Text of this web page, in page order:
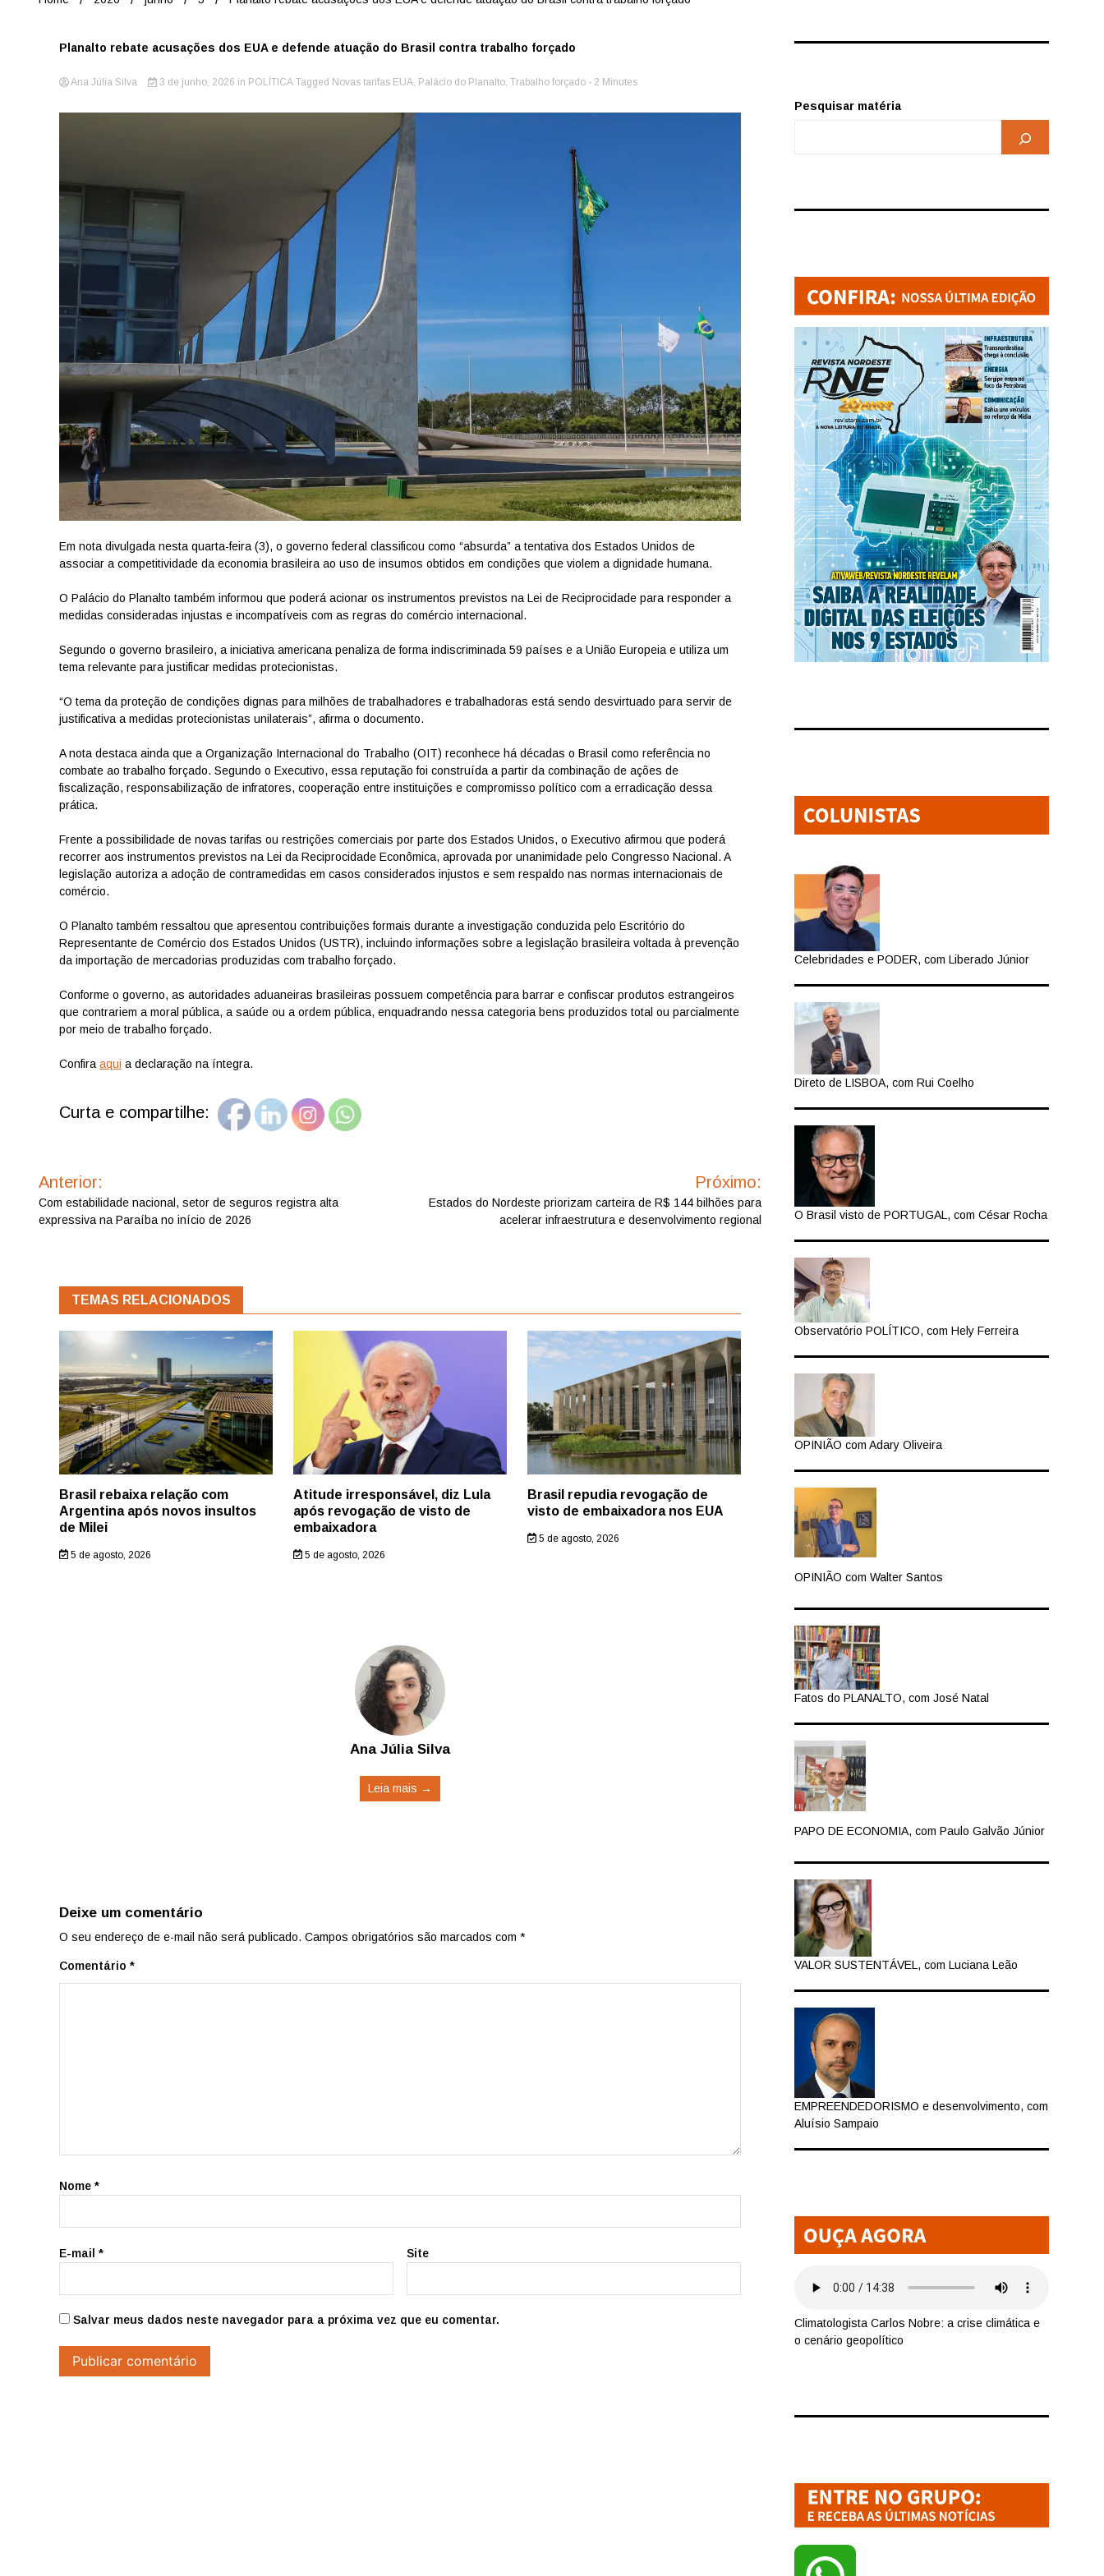
Planalto rebate acusações dos EUA e defende atuação do Brasil contra trabalho forçado
Ana Júlia Silva 3 de junho, 2026 in POLÍTICA Tagged Novas tarifas EUA, Palácio do Planalto, Trabalho forçado - 2 Minutes
Em nota divulgada nesta quarta-feira (3), o governo federal classificou como “absurda” a tentativa dos Estados Unidos de
associar a competitividade da economia brasileira ao uso de insumos obtidos em condições que violem a dignidade humana.
O Palácio do Planalto também informou que poderá acionar os instrumentos previstos na Lei de Reciprocidade para responder a
medidas consideradas injustas e incompatíveis com as regras do comércio internacional.
Segundo o governo brasileiro, a iniciativa americana penaliza de forma indiscriminada 59 países e a União Europeia e utiliza um
tema relevante para justificar medidas protecionistas.
“O tema da proteção de condições dignas para milhões de trabalhadores e trabalhadoras está sendo desvirtuado para servir de
justificativa a medidas protecionistas unilaterais”, afirma o documento.
A nota destaca ainda que a Organização Internacional do Trabalho (OIT) reconhece há décadas o Brasil como referência no
combate ao trabalho forçado. Segundo o Executivo, essa reputação foi construída a partir da combinação de ações de
fiscalização, responsabilização de infratores, cooperação entre instituições e compromisso político com a erradicação dessa
prática.
Frente a possibilidade de novas tarifas ou restrições comerciais por parte dos Estados Unidos, o Executivo afirmou que poderá
recorrer aos instrumentos previstos na Lei da Reciprocidade Econômica, aprovada por unanimidade pelo Congresso Nacional. A
legislação autoriza a adoção de contramedidas em casos considerados injustos e sem respaldo nas normas internacionais de
comércio.
O Planalto também ressaltou que apresentou contribuições formais durante a investigação conduzida pelo Escritório do
Representante de Comércio dos Estados Unidos (USTR), incluindo informações sobre a legislação brasileira voltada à prevenção
da importação de mercadorias produzidas com trabalho forçado.
Conforme o governo, as autoridades aduaneiras brasileiras possuem competência para barrar e confiscar produtos estrangeiros
que contrariem a moral pública, a saúde ou a ordem pública, enquadrando nessa categoria bens produzidos total ou parcialmente
por meio de trabalho forçado.
Confira aqui a declaração na íntegra.
Curta e compartilhe:
de
Anterior:
Com estabilidade nacional, setor de seguros registra alta
expressiva na Paraíba no início de 2026
Próximo:
Estados do Nordeste priorizam carteira de R$ 144 bilhões para
acelerar infraestrutura e desenvolvimento regional
TEMAS RELACIONADOS
Brasil rebaixa relação com
Argentina após novos insultos
de Milei
5 de agosto, 2026
Atitude irresponsável, diz Lula
após revogação de visto de
embaixadora
5 de agosto, 2026
Brasil repudia revogação de
visto de embaixadora nos EUA
5 de agosto, 2026
Ana Júlia Silva
Leia mais →
Deixe um comentário
O seu endereço de e-mail não será publicado. Campos obrigatórios são marcados com *
Comentário *
Nome *
E-mail * Site
Salvar meus dados neste navegador para a próxima vez que eu comentar.
Pesquisar matéria
Celebridades e PODER, com Liberado Júnior
Direto de LISBOA, com Rui Coelho
O Brasil visto de PORTUGAL, com César Rocha
Observatório POLÍTICO, com Hely Ferreira
OPINIÃO com Adary Oliveira
OPINIÃO com Walter Santos
Fatos do PLANALTO, com José Natal
PAPO DE ECONOMIA, com Paulo Galvão Júnior
VALOR SUSTENTÁVEL, com Luciana Leão
EMPREENDEDORISMO e desenvolvimento, com
Aluísio Sampaio
Climatologista Carlos Nobre: a crise climática e
o cenário geopolítico